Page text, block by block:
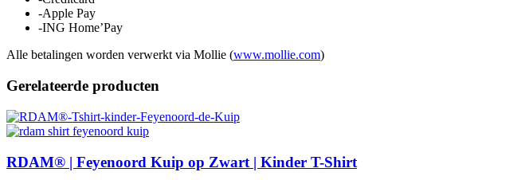
-Apple Pay
-ING Home’Pay
Alle betalingen worden verwerkt via Mollie (www.mollie.com)
Gerelateerde producten
RDAM® | Feyenoord Kuip op Zwart | Kinder T-Shirt